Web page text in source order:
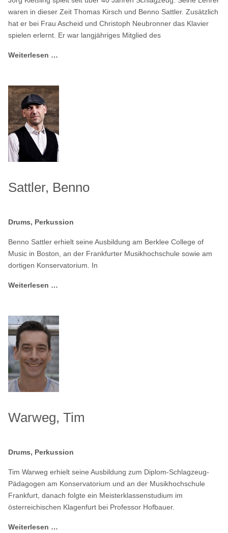
waren in dieser Zeit Thomas Kirsch und Benno Sattler. Zusätzlich
hat er bei Frau Ascheid und Christoph Neubronner das Klavier
spielen erlernt. Er war langjähriges Mitglied des
Weiterlesen …
Sattler, Benno
Drums, Perkussion
Benno Sattler erhielt seine Ausbildung am Berklee College of
Music in Boston, an der Frankfurter Musikhochschule sowie am
dortigen Konservatorium. In
Weiterlesen …
Warweg, Tim
Drums, Perkussion
Tim Warweg erhielt seine Ausbildung zum Diplom-Schlagzeug-
Pädagogen am Konservatorium und an der Musikhochschule
Frankfurt, danach folgte ein Meisterklassenstudium im
österreichischen Klagenfurt bei Professor Hofbauer.
Weiterlesen …